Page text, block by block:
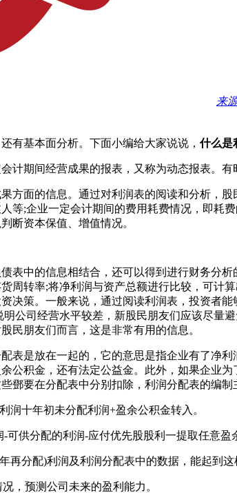
来
有基本面分析。下面小编给大家说说， 什么是
计期间经营成果的报表，又称为动态报表。有
方面的信息。通过对利润表的阅读和分析，
等;企业一定会计期间的费用耗费情况，即耗
断资本保值、增值情况。
表中的信息相结合，还可以得到进行财务分
周转率;将净利润与资产总额进行比较，可计
决策。一般来说，通过阅读利润表，投资者
公司经营水平较差，新股民朋友们应该尽量
民朋友们而言，这是非常有用的信息。
表是放在一起的，它的意思是指企业有了净
公积金，还有法定公益金。此外，如果企业
鄧要在分配表中分别扣除，利润分配表的编制
润十年初未分配利润+盈余公积金转入。
可供分配的利润-应付优先股股利一提取任意盈
再分配)利润及利润分配表中的数据，能起到
，预测公司未来的盈利能力。